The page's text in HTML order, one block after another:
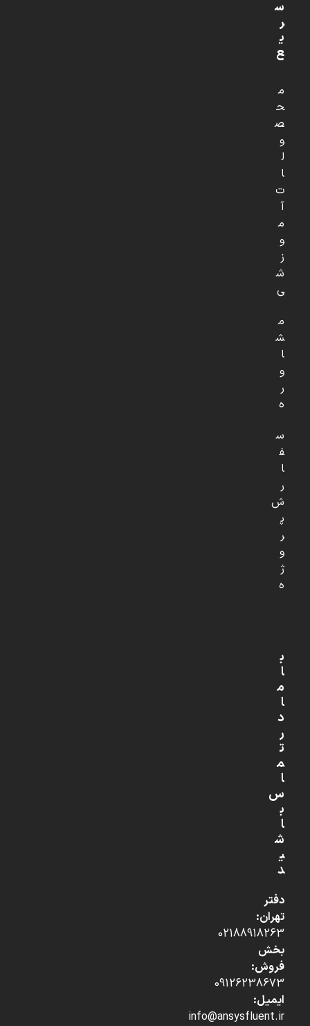
س
ر
ی
ع
م
ح
ص
و
ل
ا
ت
آ
م
و
ز
ش
ی
م
ش
ا
و
ر
ه
س
ف
ا
ر
ش
پ
ر
و
ژ
ه
ب
ا
م
ا
د
ر
ت
م
ا
س
ب
ا
ش
ی
د
دفتر
تهران:
02188918263
بخش
فروش:
09126238673
ایمیل:
info@ansysfluent.ir